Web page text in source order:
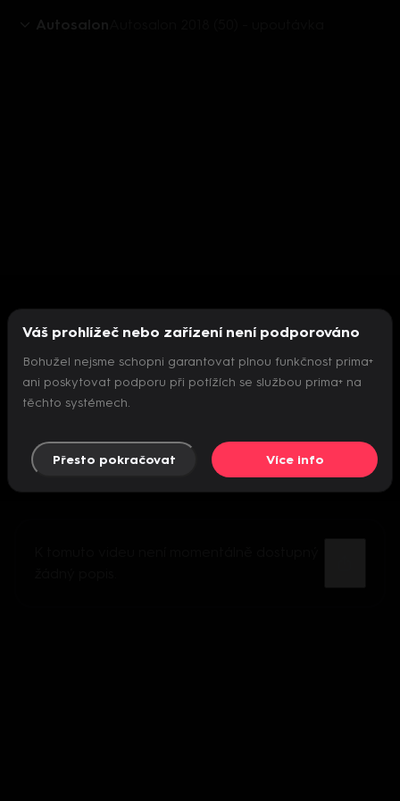
Autosalon
Nepodařilo se inicializovat přehrávač
Váš prohlížeč nebo zařízení není podporováno
Bohužel nejsme schopni garantovat plnou funkčnost prima+
ani poskytovat podporu při potížích se službou prima+ na
těchto systémech.
Přesto pokračovat Více info